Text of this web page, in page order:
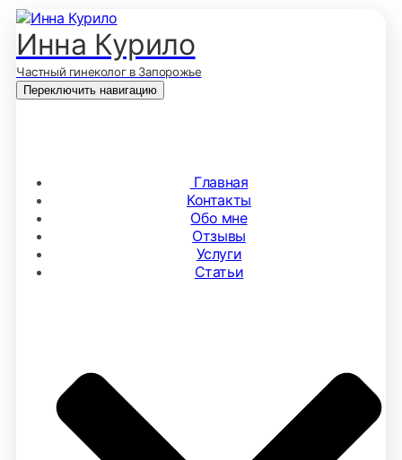
Инна Курило
Частный гинеколог в Запорожье
Переключить навигацию
Главная
Контакты
Обо мне
Отзывы
Услуги
Статьи